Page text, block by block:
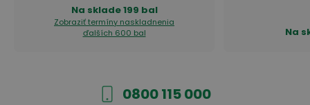
Na sklade199 bal
Zobraziť termíny naskladnenia
ďalších 600 bal
Na
0800 115 000